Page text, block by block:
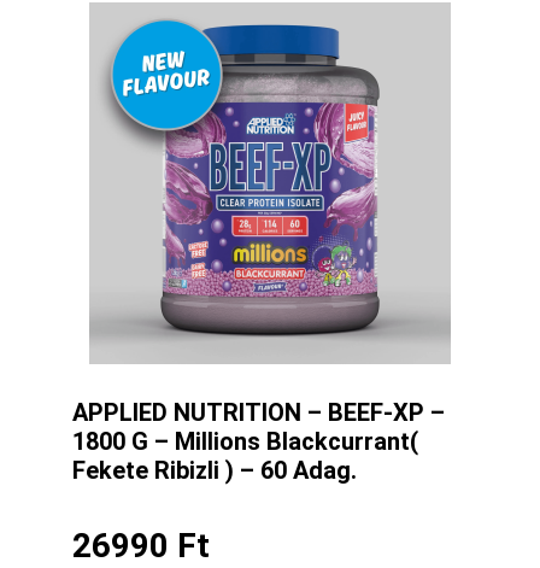
APPLIED NUTRITION – BEEF-XP –
1800 G – Millions Blackcurrant(
Fekete Ribizli ) – 60 Adag.
26990 Ft